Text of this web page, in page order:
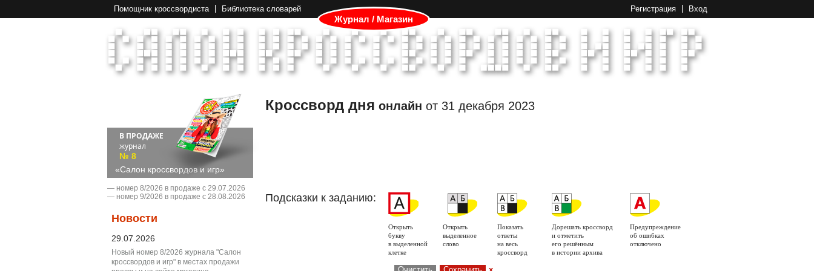
Помощник кроссвордиста Библиотека словарей
Журнал / Магазин
Регистрация Вход
В ПРОДАЖЕ
журнал
№ 8
«Салон кроссвордов и игр»
― номер 8/2026 в продаже с 29.07.2026
― номер 9/2026 в продаже с 28.08.2026
Новости
29.07.2026
Новый номер 8/2026 журнала "Салон
кроссвордов и игр" в местах продажи
Кроссворд дня онлайн от 31 декабря 2023
Подсказки к заданию:
Открыть
букву
в выделенной
клетке
Открыть
выделенное
слово
Показать
ответы
на весь
кроссворд
Дорешать кроссворд
и отметить
его решённым
в истории архива
Предупреждение
об ошибках
отключено